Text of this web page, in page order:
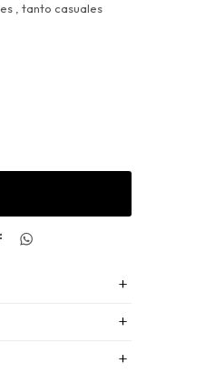
, tanto casuales
